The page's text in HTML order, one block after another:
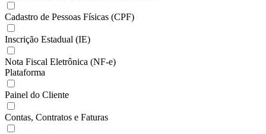
Cadastro de Pessoas Físicas (CPF)
Inscrição Estadual (IE)
Nota Fiscal Eletrônica (NF-e)
Plataforma
Painel do Cliente
Contas, Contratos e Faturas